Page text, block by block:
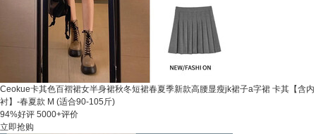
Ceokue卡其色百褶裙女半身裙秋冬短裙春夏季新款高腰显瘦jk裙子a字裙 卡其【含内
衬】-春夏款 M (适合90-105斤)
94%好评 5000+评价
立即抢购